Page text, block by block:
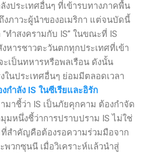
งประเทศอื่นๆ ที่เข้ารบทางภาคพื้น
งภาวะผู้นำของอเมริกา แต่จนบัดนี้
ทำสงครามกับ IS” ในขณะที่ IS
หารชาวตะวันตกทุกประเทศที่เข้า
เป็นทหารหรือพลเรือน ดังนั้น
ในประเทศอื่นๆ ย่อมมีตลอดเวลา
กำลัง IS ในซีเรียและอิรัก
มาชี้ว่า IS เป็นภัยคุกคาม ต้องกำจัด
มหนึ่งชี้ว่าการปราบปราม IS ไม่ใช่
ที่สำคัญคือต้องรอความร่วมมือจาก
พวกซุนนี เมื่อวิเคราะห์แล้วนำสู่